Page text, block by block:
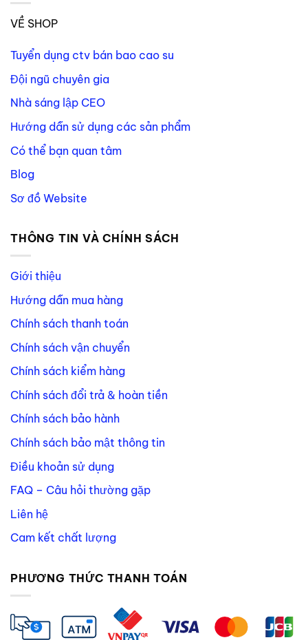
VỀ SHOP
Tuyển dụng ctv bán bao cao su
Đội ngũ chuyên gia
Nhà sáng lập CEO
Hướng dẫn sử dụng các sản phẩm
Có thể bạn quan tâm
Blog
Sơ đồ Website
THÔNG TIN VÀ CHÍNH SÁCH
Giới thiệu
Hướng dẫn mua hàng
Chính sách thanh toán
Chính sách vận chuyển
Chính sách kiểm hàng
Chính sách đổi trả & hoàn tiền
Chính sách bảo hành
Chính sách bảo mật thông tin
Điều khoản sử dụng
FAQ – Câu hỏi thường gặp
Liên hệ
Cam kết chất lượng
PHƯƠNG THỨC THANH TOÁN